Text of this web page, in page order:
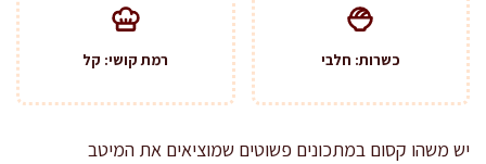
כשרות: חלבי רמת קושי: קל
יש משהו קסום במתכונים פשוטים שמוציאים את המיטב